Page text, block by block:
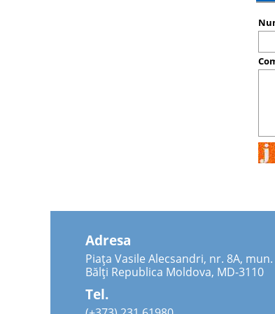
Adresa
Piața Vasile Alecsandri, nr. 8A, mun.
Bălți Republica Moldova, MD-3110
Tel.